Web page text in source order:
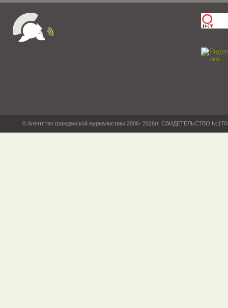
© Агентство гражданской журналистики 2006- 2026гг. СВИДЕТЕЛЬСТВО